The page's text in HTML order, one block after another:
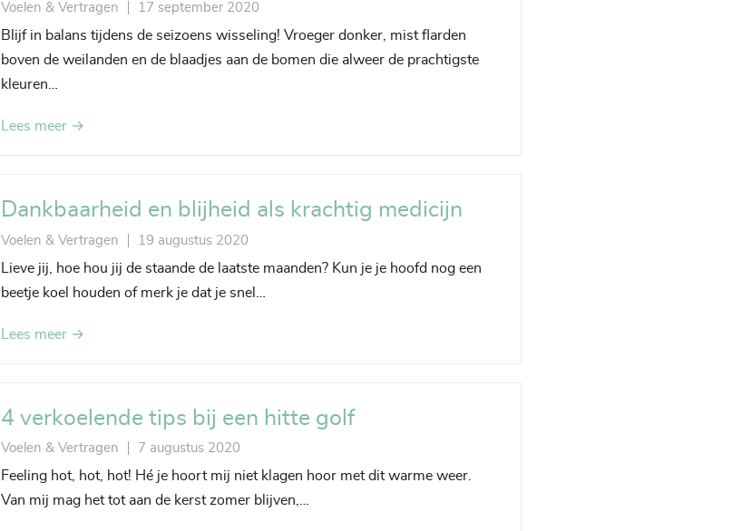
Voelen & Vertragen 17 september 2020
Blijf in balans tijdens de seizoens wisseling! Vroeger donker, mist flarden
boven de weilanden en de blaadjes aan de bomen die alweer de prachtigste
kleuren…
Lees meer →
Dankbaarheid en blijheid als krachtig medicijn
Voelen & Vertragen 19 augustus 2020
Lieve jij, hoe hou jij de staande de laatste maanden? Kun je je hoofd nog een
beetje koel houden of merk je dat je snel…
Lees meer →
4 verkoelende tips bij een hitte golf
Voelen & Vertragen 7 augustus 2020
Feeling hot, hot, hot! Hé je hoort mij niet klagen hoor met dit warme weer.
Van mij mag het tot aan de kerst zomer blijven,…